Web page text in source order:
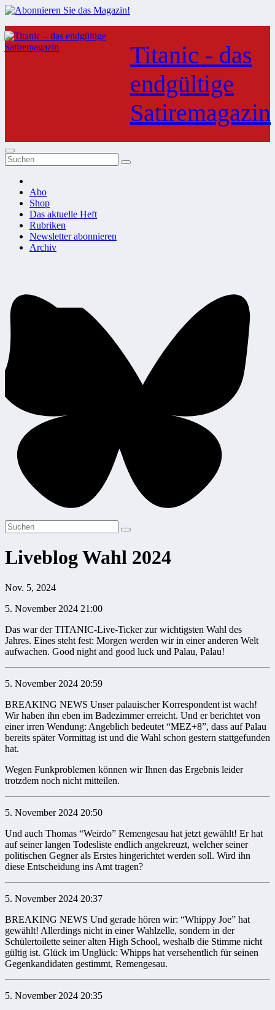
Zum
Inhalt
springen
Titanic - das
endgültige
Satiremagazin
Abo
Shop
Das aktuelle Heft
Rubriken
Newsletter abonnieren
Archiv
Liveblog Wahl 2024
Nov. 5, 2024
5. November 2024 21:00
Das war der TITANIC-Live-Ticker zur wichtigsten Wahl des
Jahres. Eines steht fest: Morgen werden wir in einer anderen Welt
aufwachen. Good night and good luck und Palau, Palau!
5. November 2024 20:59
BREAKING NEWS Unser palauischer Korrespondent ist wach!
Wir haben ihn eben im Badezimmer erreicht. Und er berichtet von
einer irren Wendung: Angeblich bedeutet “MEZ+8”, dass auf Palau
bereits später Vormittag ist und die Wahl schon gestern stattgefunden
hat.
Wegen Funkproblemen können wir Ihnen das Ergebnis leider
trotzdem noch nicht mitteilen.
5. November 2024 20:50
Und auch Thomas “Weirdo” Remengesau hat jetzt gewählt! Er hat
auf seiner langen Todesliste endlich angekreuzt, welcher seiner
politischen Gegner als Erstes hingerichtet werden soll. Wird ihn
diese Entscheidung ins Amt tragen?
5. November 2024 20:37
BREAKING NEWS Und gerade hören wir: “Whippy Joe” hat
gewählt! Allerdings nicht in einer Wahlzelle, sondern in der
Schülertoilette seiner alten High School, weshalb die Stimme nicht
gültig ist. Glück im Unglück: Whipps hat versehentlich für seinen
Gegenkandidaten gestimmt, Remengesau.
5. November 2024 20:35